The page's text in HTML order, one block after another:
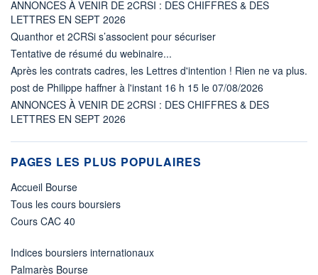
ANNONCES À VENIR DE 2CRSI : DES CHIFFRES & DES
LETTRES EN SEPT 2026
Quanthor et 2CRSi s’associent pour sécuriser
Tentative de résumé du webinaire...
Après les contrats cadres, les Lettres d'intention ! Rien ne va plus.
post de Philippe haffner à l'instant 16 h 15 le 07/08/2026
ANNONCES À VENIR DE 2CRSI : DES CHIFFRES & DES
LETTRES EN SEPT 2026
PAGES LES PLUS POPULAIRES
Accueil Bourse
Tous les cours boursiers
Cours CAC 40
Indices boursiers internationaux
Palmarès Bourse